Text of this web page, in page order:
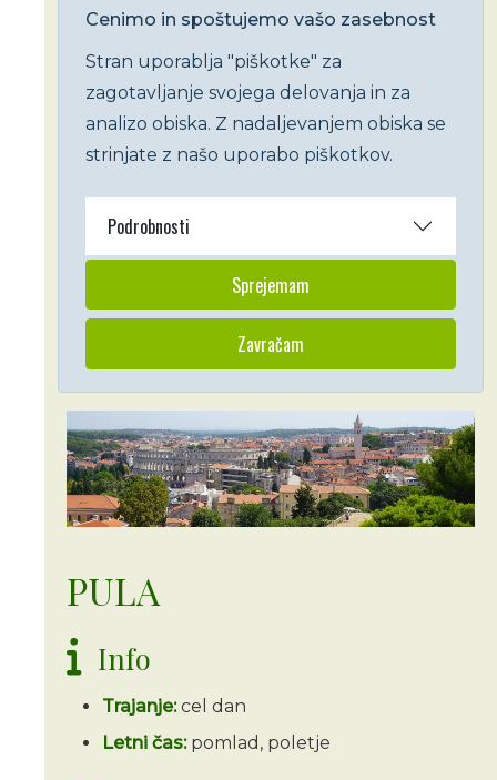
Cenimo in spoštujemo vašo zasebnost
Stran uporablja "piškotke" za
zagotavljanje svojega delovanja in za
analizo obiska. Z nadaljevanjem obiska se
strinjate z našo uporabo piškotkov.
Podrobnosti
Sprejemam
Zavračam
PULA
Info
Trajanje:cel dan
Letni čas:pomlad, poletje